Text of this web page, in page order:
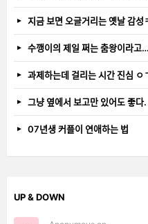
지금 보면 오글거리는 옛날
수깽이의 제일 쩌는 춤왕이라고…
과제하는데 걸리는 시간
그냥 옆에서 보고만 있어도 좋다.
07년생 커플이 연애하는 법
UP & DOWN